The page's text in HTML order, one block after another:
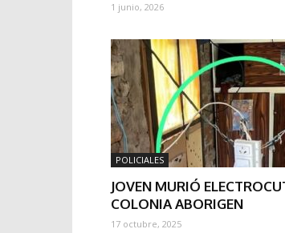
1 junio, 2026
POLICIALES
JOVEN MURIÓ
COLONIA ABORIGEN
17 octubre, 2025